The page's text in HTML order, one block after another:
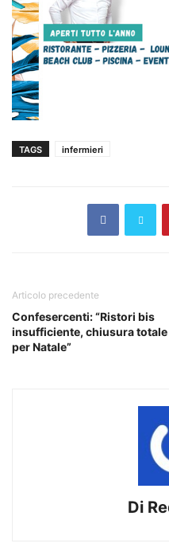
TAGS infermieri
Articolo precedente
Confesercenti: “Ristori bis
insufficiente, chiusura totale
per Natale”
Di